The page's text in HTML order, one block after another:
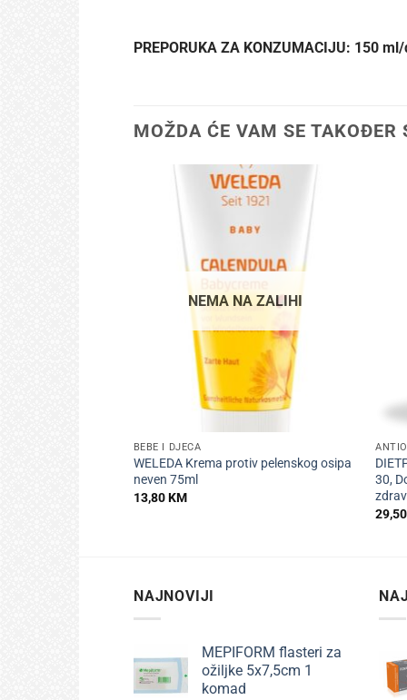
PREPORUKA ZA KONZUMACIJU: 150
MOŽDA ĆE VAM SE
NEMA NA ZALIHI
BEBE I DJECA
WELEDA Krema protiv pelenskog osipa
neven 75ml
13,80KM
30,
NAJNOVIJI
MEPIFORM flasteri za
ožiljke 5x7,5cm 1
komad